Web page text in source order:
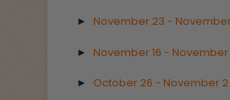
► November 23 -
► November 16 - November
► October 26 - November 2